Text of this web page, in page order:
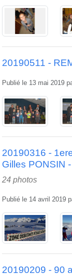
20190511 -
Publié le 13 mai 2019
20190316 -
Gilles PONSIN
24 photos
Publié le 14 avril 2019
20190209 - 90